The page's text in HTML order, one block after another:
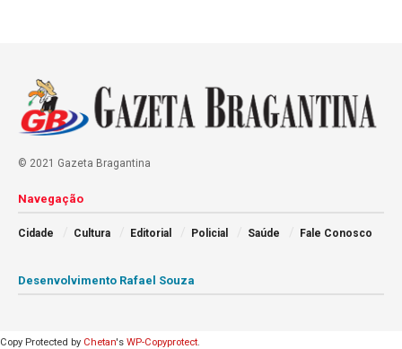
© 2021 Gazeta Bragantina
Navegação
Cidade Cultura Editorial Policial Saúde Fale Conosco
Desenvolvimento Rafael Souza
Copy Protected by Chetan's WP-Copyprotect.